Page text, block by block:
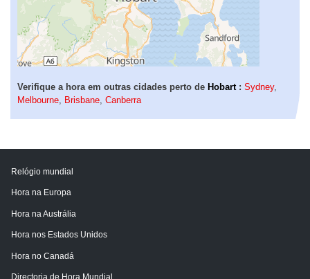
Verifique a hora em outras cidades perto de Hobart: Sydney,
Melbourne, Brisbane, Canberra
Relógio mundial
Hora na Europa
Hora na Austrália
Hora nos Estados Unidos
Hora no Canadá
Directoria de Hora Mundial